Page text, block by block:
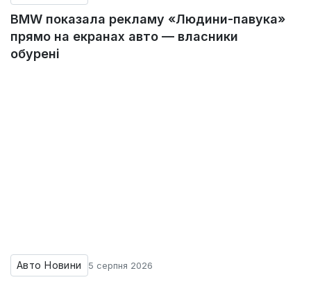
BMW показала рекламу «Людини-павука»
прямо на екранах авто — власники
обурені
Авто Новини 5 серпня 2026